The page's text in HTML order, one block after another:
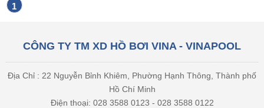
1
CÔNG TY TM XD HỒ BƠI VINA - VINAPOOL
Địa Chỉ : 22 Nguyễn Bỉnh Khiêm, Phường Hạnh Thông, Thành phố
Hồ Chí Minh
Điện thoại: 028 3588 0123 - 028 3588 0122